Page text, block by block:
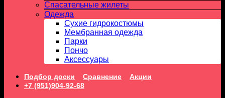
Спасательные жилеты
Одежда
Сухие гидрокостюмы
Мембранная одежда
Парки
Пончо
Аксессуары
Подбор доски Сравнение
Акции
+7 (951)904-92-68